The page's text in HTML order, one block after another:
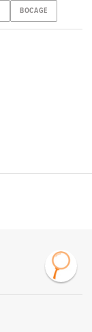
BOCAGE